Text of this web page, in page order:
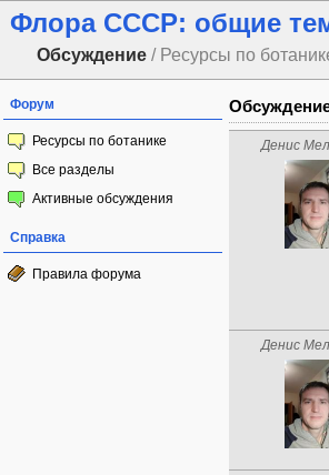
Флора СССР: общие
Обсуждение / Ресурсы по
Форум
Ресурсы по ботанике
Все разделы
Активные обсуждения
Справка
Правила форума
Денис
Денис